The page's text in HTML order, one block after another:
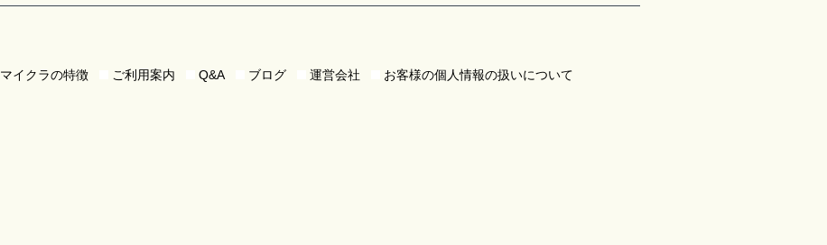
マイクラの特徴 ご利用案内 Q&A ブログ 運営会社 お客様の個人情報の扱いについて